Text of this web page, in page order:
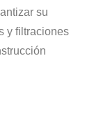
su
y filtraciones